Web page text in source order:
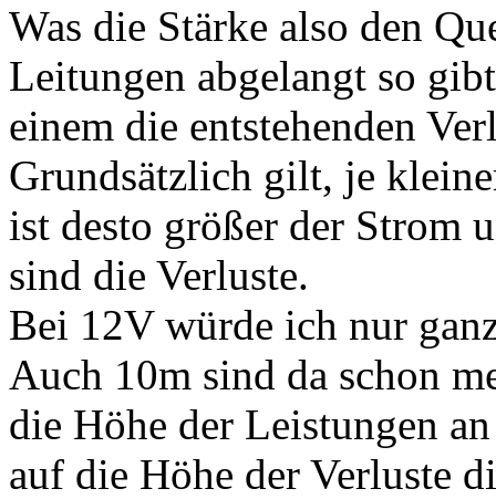
Was die Stärke also den
Leitungen abgelangt so
einem die entstehenden
Grundsätzlich gilt, je
ist desto größer der Strom
sind die Verluste.
Bei 12V würde ich nur
Auch 10m sind da schon
die Höhe der Leistungen
auf die Höhe der Verluste